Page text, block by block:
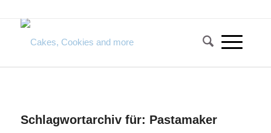
Schlagwortarchiv für: Pastamaker